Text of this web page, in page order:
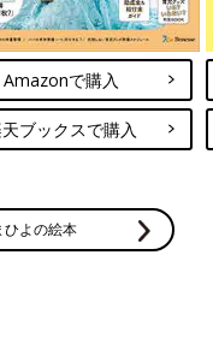
Amazonで購入
ブックスで購入
ひよの絵本